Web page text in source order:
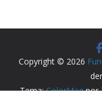
Copyright © 2026
Tema:ColorMagpor